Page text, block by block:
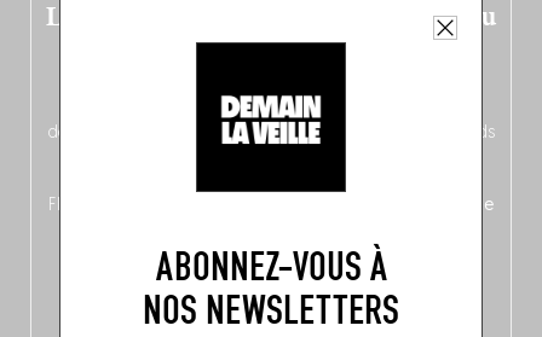
ABONNEZ-VOUS À
NOS NEWSLETTERS
Le nouveau guide Belgique est sorti du
four !
néerlandais côté face – à moins que ne soit l’inverse ?),
découvrez
une partie mag « Nord-Zuid »
qui met les pieds
Flandre, à Bruxelles et en Wallonie, ainsi qu’
un palmarès de